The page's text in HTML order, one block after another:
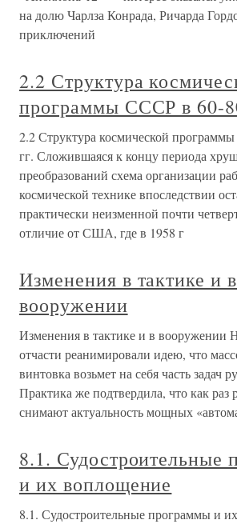
на долю Чарлза Конрада, Ричарда
приключений
2.2 Структура
программы СССР в 60-
2.2 Структура космической
гг. Сложившаяся к концу периода
преобразований схема организации
космической технике впоследствии
практически неизменной почти
отличие от США, где в 1958 г
Изменения в тактике и в
вооружении
Изменения в тактике и в вооружении
отчасти реанимировали идею, что
винтовка возьмет на себя часть задач
Практика же подтвердила, что как
снимают актуальность мощных
8.1. Судостроительные
и их воплощение
8.1. Судостроительные программы и